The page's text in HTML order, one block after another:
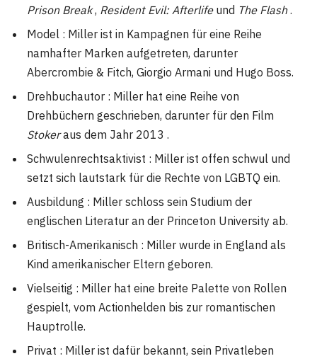
Prison Break, Resident Evil: Afterlifeund The Flash.
Model : Miller ist in Kampagnen für eine Reihe
namhafter Marken aufgetreten, darunter
Abercrombie & Fitch, Giorgio Armani und Hugo Boss.
Drehbuchautor : Miller hat eine Reihe von
Drehbüchern geschrieben, darunter für den Film
Stokeraus dem Jahr 2013 .
Schwulenrechtsaktivist : Miller ist offen schwul und
setzt sich lautstark für die Rechte von LGBTQ ein.
Ausbildung : Miller schloss sein Studium der
englischen Literatur an der Princeton University ab.
Britisch-Amerikanisch : Miller wurde in England als
Kind amerikanischer Eltern geboren.
Vielseitig : Miller hat eine breite Palette von Rollen
gespielt, vom Actionhelden bis zur romantischen
Hauptrolle.
Privat : Miller ist dafür bekannt, sein Privatleben